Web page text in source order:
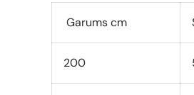
Garums cm
200